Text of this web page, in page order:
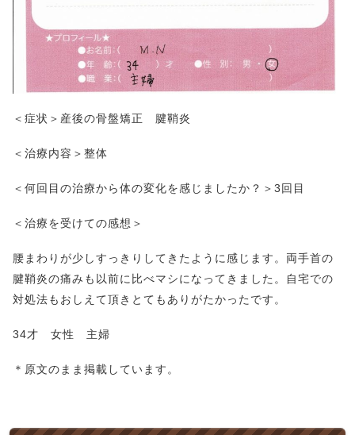
＜症状＞産後の骨盤矯正 腱鞘炎
＜治療内容＞整体
＜何回目の治療から体の変化を感じましたか？＞3回目
＜治療を受けての感想＞
腰まわりが少しすっきりしてきたように感じます。両手首の
腱鞘炎の痛みも以前に比べマシになってきました。自宅での
対処法もおしえて頂きとてもありがたかったです。
34才 女性 主婦
＊原文のまま掲載しています。